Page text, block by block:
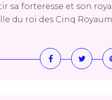
sa forteresse et son
du roi des Cinq